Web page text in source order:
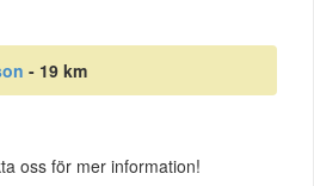
- 19 km
oss för mer information!